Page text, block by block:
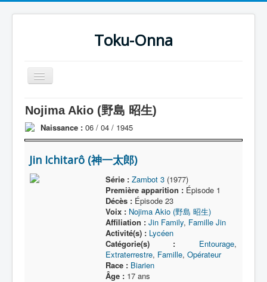
Toku-Onna
Basculer
la
Accueil
Toku-Actrices
Toku-Critiques
Séries
Films
Nojima Akio (野島 昭生)
Naissance : 06 / 04 / 1945
Jin Ichitarô (神一太郎)
Série : Zambot 3(1977)
Première apparition :Épisode 1
Décès :Épisode 23
Voix : Nojima Akio (野島 昭生)
Affiliation : Jin Family, Famille Jin
Activité(s) : Lycéen
Catégorie(s) :
Entourage,
Extraterrestre, Famille, Opérateur
Race : Biarien
Âge :17 ans